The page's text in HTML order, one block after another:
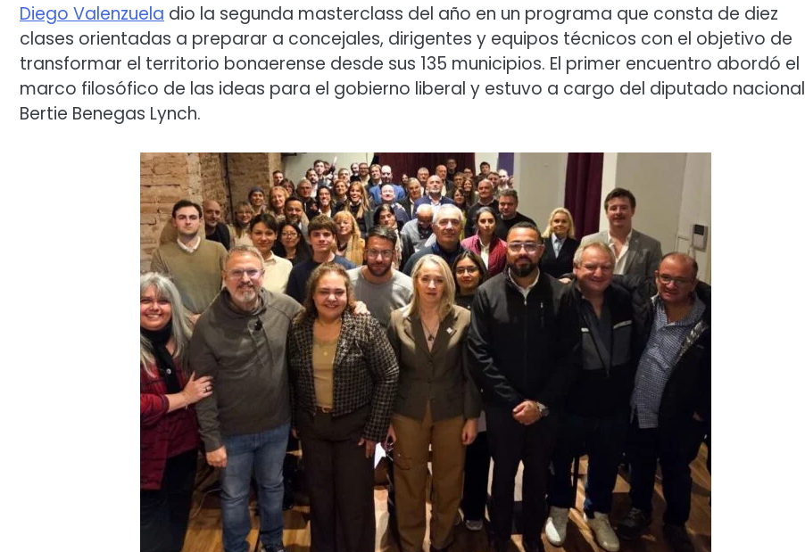
Diego Valenzuela dio la segunda masterclass del año en un programa que consta de diez
clases orientadas a preparar a concejales, dirigentes y equipos técnicos con el objetivo de
transformar el territorio bonaerense desde sus 135 municipios. El primer encuentro abordó el
marco filosófico de las ideas para el gobierno liberal y estuvo a cargo del diputado nacional
Bertie Benegas Lynch.